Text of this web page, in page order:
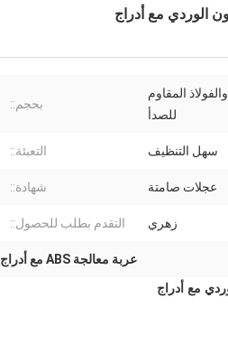
سبائك الألومنيوم ، ABS والفولاذ المقاوم
للصدأ
بحجم::
سهل التنظيف التعبئة::
عجلات صامتة شهادة::
زهري التقدم بطلب للحصول::
عربة معالجة ABS مع أدراج